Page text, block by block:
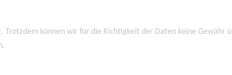
können wir für die Richtigkeit der Daten keine Gewähr